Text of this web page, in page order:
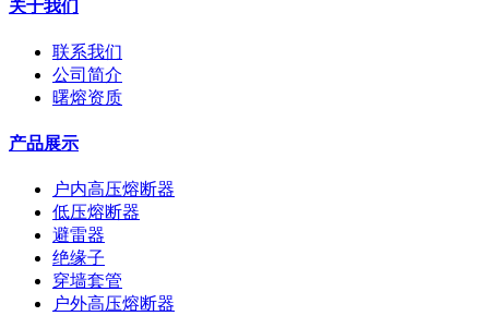
关于我们
联系我们
公司简介
曙熔资质
产品展示
户内高压熔断器
低压熔断器
避雷器
绝缘子
穿墙套管
户外高压熔断器